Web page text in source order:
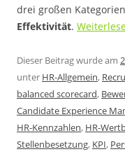
drei großen Kategorien
Effektivität.
Dieser Beitrag wurde am
unter HR-Allgemein,
balanced scorecard,
Candidate Experience
HR-Kennzahlen, HR-
Stellenbesetzung, KPI,